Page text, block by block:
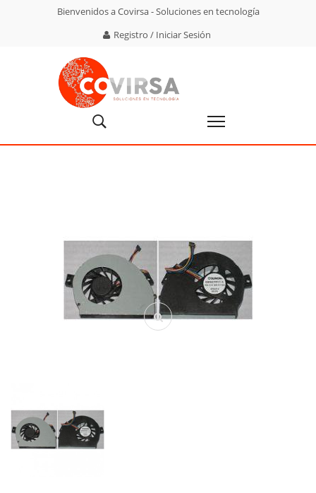
Bienvenidos a Covirsa - Soluciones en tecnología
Registro / Iniciar Sesión